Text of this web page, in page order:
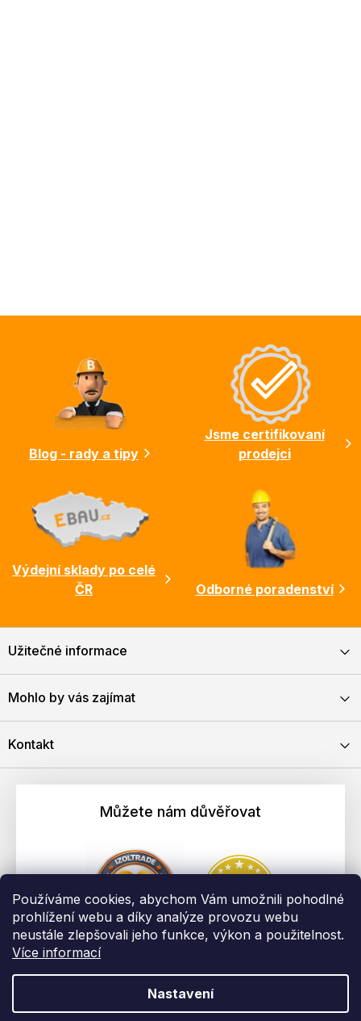
Používáme cookies, abychom Vám umožnili pohodlné
prohlížení webu a díky analýze provozu webu
neustále zlepšovali jeho funkce, výkon a použitelnost.
Více informací
Nastavení
Blog - rady a tipy
Jsme certifikovaní
prodejci
Výdejní sklady po celé
ČR
Odborné poradenství
Užitečné informace
Mohlo by vás zajímat
Kontakt
Můžete nám důvěřovat
Vytvořil Shoptet